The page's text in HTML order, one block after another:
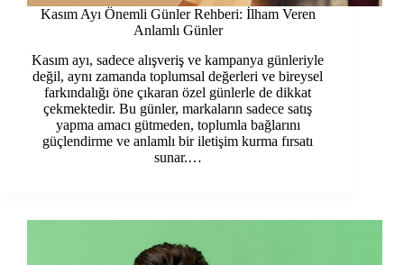
Kasım Ayı Önemli Günler Rehberi: İlham Veren
Anlamlı Günler
Kasım ayı, sadece alışveriş ve kampanya günleriyle
değil, aynı zamanda toplumsal değerleri ve bireysel
farkındalığı öne çıkaran özel günlerle de dikkat
çekmektedir. Bu günler, markaların sadece satış
yapma amacı gütmeden, toplumla bağlarını
güçlendirme ve anlamlı bir iletişim kurma fırsatı
sunar.…